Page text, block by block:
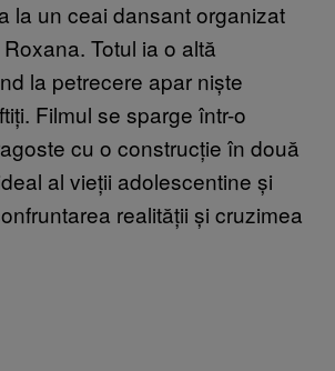
la un ceai dansant organizat
Totul ia o altă
la petrecere apar niște
Filmul se sparge într-o
cu o construcție în două
al vieții adolescentine și
realității și cruzimea